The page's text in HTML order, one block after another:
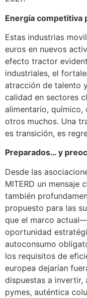
Energía competitiva
Estas industrias
euros en nuevos
efecto tractor
industriales, el
atracción de talento
calidad en sectores
alimentario, químico,
otros muchos. Una
es transición, es
Preparados… y
Desde las
MITERD un mensaje
también
propuesto para las
que el marco
oportunidad
autoconsumo
los requisitos de
europea dejarían
dispuestas a invertir,
pymes, auténtica